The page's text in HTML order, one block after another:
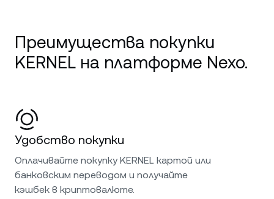
Преимущества покупки
KERNEL на платформе Nexo.
Удобство покупки
Оплачивайте покупку KERNEL картой или
банковским переводом и получайте
кэшбек в криптовалюте.